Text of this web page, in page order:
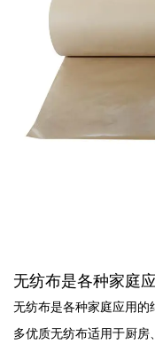
无纺布是各种家庭
无纺布是各种家庭应用
多优质无纺布适用于厨